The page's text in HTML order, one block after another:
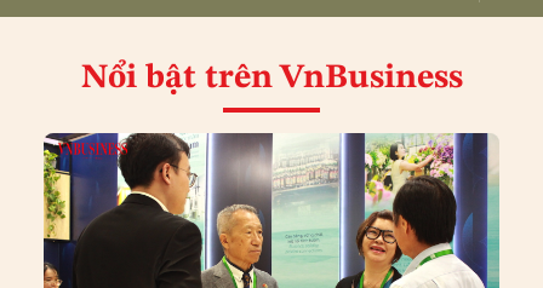
Nổi bật trên VnBusiness